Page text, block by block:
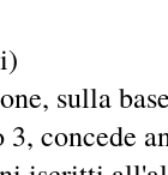
sulla
concede